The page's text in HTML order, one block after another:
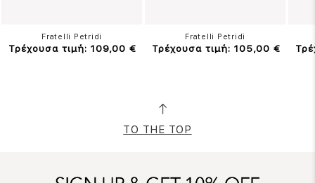
Fratelli Petridi
Τρέχουσα τιμή: 109,00 €
Fratelli Petridi
Τρέχουσα τιμή: 105,00 €
TO THE TOP